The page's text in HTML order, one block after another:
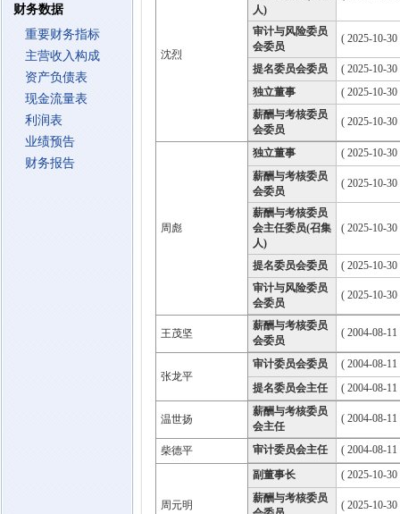
财务数据
重要财务指标
主营收入构成
资产负债表
现金流量表
利润表
业绩预告
财务报告
沈烈
人)
审计与风险委员
会委员
( 2025-10-
提名委员会委员
( 2025-10-
独立董事
( 2025-10-
薪酬与考核委员
会委员
( 2025-10-
周彪
独立董事
( 2025-10-
薪酬与考核委员
会委员
( 2025-10-
薪酬与考核委员
会主任委员(召集
人)
( 2025-10-
提名委员会委员
( 2025-10-
审计与风险委员
会委员
( 2025-10-
王茂坚
薪酬与考核委员
会委员
( 2004-08-
张龙平
审计委员会委员
( 2004-08-
提名委员会主任
( 2004-08-
温世扬
薪酬与考核委员
会主任
( 2004-08-
柴德平 审计委员会主任 ( 2004-08-
周元明
副董事长
( 2025-10-
薪酬与考核委员
( 2025-10-